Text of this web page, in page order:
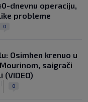
dnevnu operaciju,
probleme
0
Osimhen krenuo u
saigrači
0